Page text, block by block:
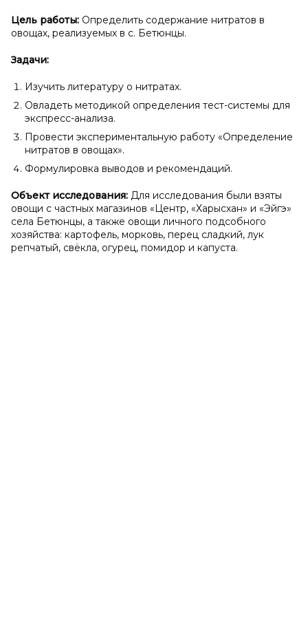
Цель работы: Определить содержание нитратов в
овощах, реализуемых в с. Бетюнцы.
Задачи:
Изучить литературу о нитратах.
Овладеть методикой определения тест-системы для
экспресс-анализа.
Провести экспериментальную работу «Определение
нитратов в овощах».
Формулировка выводов и рекомендаций.
Объект исследования: Для исследования были взяты
овощи с частных магазинов «Центр, «Харысхан» и «Эйгэ»
села Бетюнцы, а также овощи личного подсобного
хозяйства: картофель, морковь, перец сладкий, лук
репчатый, свёкла, огурец, помидор и капуста.